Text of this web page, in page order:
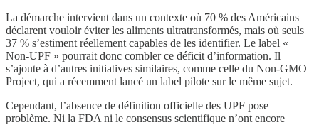
La démarche intervient dans un contexte où 70 % des Américains
déclarent vouloir éviter les aliments ultratransformés, mais où seuls
37 % s’estiment réellement capables de les identifier. Le label «
Non-UPF » pourrait donc combler ce déficit d’information. Il
s’ajoute à d’autres initiatives similaires, comme celle du Non-GMO
Project, qui a récemment lancé un label pilote sur le même sujet.
Cependant, l’absence de définition officielle des UPF pose
problème. Ni la FDA ni le consensus scientifique n’ont encore